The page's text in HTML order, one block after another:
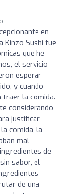
en
Kinzo Sushi fue
que he
el servicio
esperar
y cuando
traer la comida.
considerando
justificar
comida, la
mal
de
sabor, el
de una